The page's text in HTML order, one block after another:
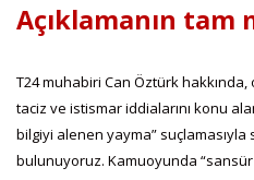
Açıklamanın tam
T24 muhabiri Can Öztürk
taciz ve istismar iddialarını konu
bilgiyi alenen yayma” suçlamasıyla
bulunuyoruz. Kamuoyunda